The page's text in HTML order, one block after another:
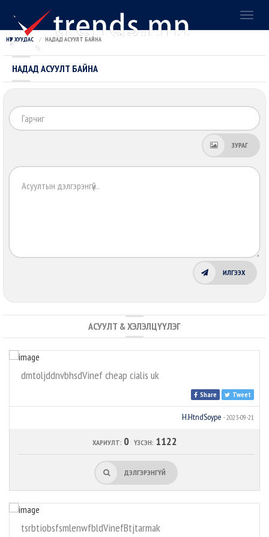
НҮҮР ХУУДАС НАДАД АСУУЛТ БАЙНА
НАДАД АСУУЛТ БАЙНА
ЗУРАГ
ИЛГЭЭХ
АСУУЛТ & ХЭЛЭЛЦҮҮЛЭГ
dmtoljddnvbhsdVinef cheap cialis uk
Share Tweet
H.HtndSoype - 2023-09-21
ХАРИУЛТ: 0 ҮЗСЭН: 1122
ДЭЛГЭРЭНГҮЙ
tsrbtiobsfsmlenwfbldVinefBtjtarmak